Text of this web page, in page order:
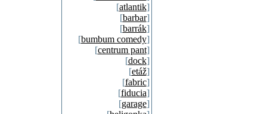
[atlantik]
[barbar]
[barrák]
[bumbum comedy]
[centrum pant]
[dock]
[etáž]
[fabric]
[fiducia]
[garage]